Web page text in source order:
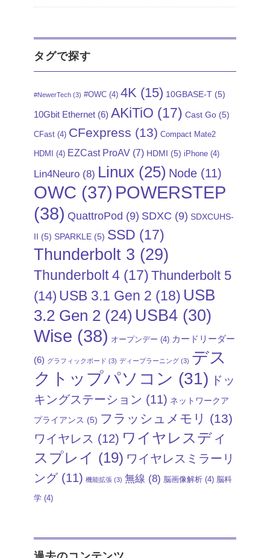
タグで探す
#NewerTech (3) #OWC (4) 4K (15) 10GBASE-T (5)
10Gbit Ethernet (6) AKiTiO (17) Cast Go (5)
CFast (4) CFexpress (13) Compact Mate2
HDMI (4) EZCast ProAV (7) HDMI (5) iPhone (4)
Lin4Neuro (8) Linux (25) Node (11)
OWC (37) POWERSTEP
(38) QuattroPod (9) SDXC (9) SDXCUHS-
II (5) SPARKLE (5) SSD (17)
Thunderbolt 3 (29)
Thunderbolt 4 (17) Thunderbolt 5
(14) USB 3.1 Gen 2 (18) USB
3.2 Gen 2 (24) USB4 (30)
Wise (38) オープンデー (4) カードリーダー
(6) グラフィックボード (3) ディープラーニング (3) デス
クトップパソコン (31) ドッ
キングステーション (11) ネットワークア
プライアンス (5) フラッシュメモリ (13)
ワイヤレス (12) ワイヤレスディ
スプレイ (19) ワイヤレスミラーリ
ング(11) 機能拡張 (3) 無線 (8) 脳画像解析 (4) 脳科
学 (4)